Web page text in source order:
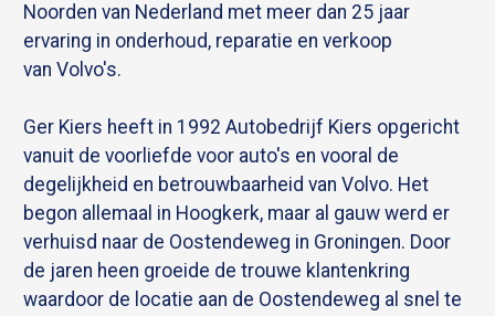
Noorden van Nederland met meer dan 25 jaar
ervaring in onderhoud, reparatie en verkoop
van Volvo's.
Ger Kiers heeft in 1992 Autobedrijf Kiers opgericht
vanuit de voorliefde voor auto's en vooral de
degelijkheid en betrouwbaarheid van Volvo. Het
begon allemaal in Hoogkerk, maar al gauw werd er
verhuisd naar de Oostendeweg in Groningen. Door
de jaren heen groeide de trouwe klantenkring
waardoor de locatie aan de Oostendeweg al snel te